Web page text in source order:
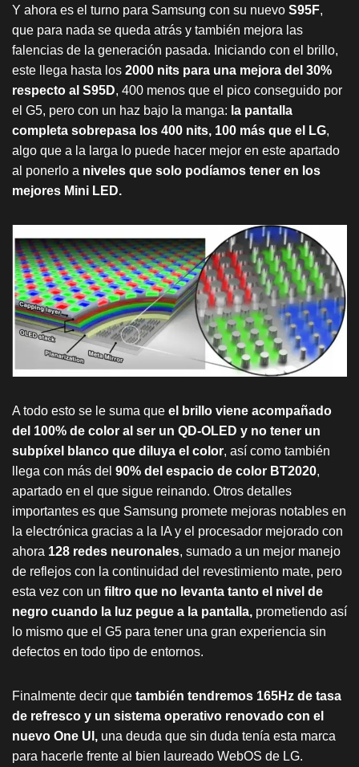
Y ahora es el turno para Samsung con su nuevo S95F,
que para nada se queda atrás y también mejora las
falencias de la generación pasada. Iniciando con el brillo,
este llega hasta los 2000 nits para una mejora del 30%
respecto al S95D, 400 menos que el pico conseguido por
el G5, pero con un haz bajo la manga: la pantalla
completa sobrepasa los 400 nits, 100 más que el LG,
algo que a la larga lo puede hacer mejor en este apartado
al ponerlo a niveles que solo podíamos tener en los
mejores Mini LED.
A todo esto se le suma que el brillo viene acompañado
del 100% de color al ser un QD-OLED y no tener un
subpíxel blanco que diluya el color, así como también
llega con más del 90% del espacio de color BT2020,
apartado en el que sigue reinando. Otros detalles
importantes es que Samsung promete mejoras notables en
la electrónica gracias a la IA y el procesador mejorado con
ahora 128 redes neuronales, sumado a un mejor manejo
de reflejos con la continuidad del revestimiento mate, pero
esta vez con un filtro que no levanta tanto el nivel de
negro cuando la luz pegue a la pantalla, prometiendo así
lo mismo que el G5 para tener una gran experiencia sin
defectos en todo tipo de entornos.
Finalmente decir que también tendremos 165Hz de tasa
de refresco y un sistema operativo renovado con el
nuevo One UI, una deuda que sin duda tenía esta marca
para hacerle frente al bien laureado WebOS de LG.